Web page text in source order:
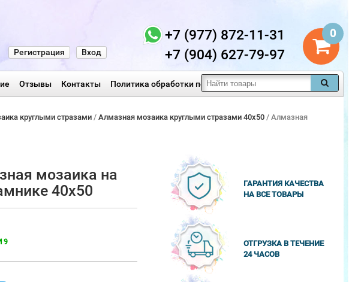
0
+7 (977) 872-11-31
+7 (904) 627-79-97
Вход
Регистрация
Отзывы Контакты Политика обработки персональных данных
круглыми стразами / Алмазная мозаика круглыми стразами 40x50 / Алмазная
мозаика на
40х50
9
ГАРАНТИЯ КАЧЕСТВА
НА ВСЕ ТОВАРЫ
ОТГРУЗКА В ТЕЧЕНИЕ
24 ЧАСОВ